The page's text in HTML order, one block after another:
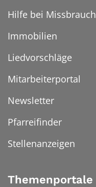
Hilfe bei Missbrauch
Immobilien
Liedvorschläge
Mitarbeiterportal
Newsletter
Pfarreifinder
Stellenanzeigen
Themenportale